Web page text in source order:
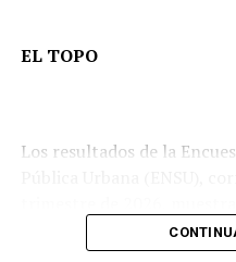
EL TOPO
Los resultados de la
percepción de inseguridad
más residente en el